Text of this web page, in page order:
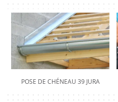
POSE DE CHÉNEAU 39 JURA